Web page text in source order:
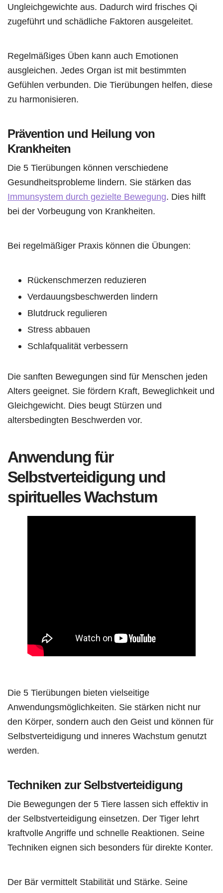
Ungleichgewichte aus. Dadurch wird frisches Qi
zugeführt und schädliche Faktoren ausgeleitet.
Regelmäßiges Üben kann auch Emotionen
ausgleichen. Jedes Organ ist mit bestimmten
Gefühlen verbunden. Die Tierübungen helfen, diese
zu harmonisieren.
Prävention und Heilung von
Krankheiten
Die 5 Tierübungen können verschiedene
Gesundheitsprobleme lindern. Sie stärken das
Immunsystem durch gezielte Bewegung. Dies hilft
bei der Vorbeugung von Krankheiten.
Bei regelmäßiger Praxis können die Übungen:
Rückenschmerzen reduzieren
Verdauungsbeschwerden lindern
Blutdruck regulieren
Stress abbauen
Schlafqualität verbessern
Die sanften Bewegungen sind für Menschen jeden
Alters geeignet. Sie fördern Kraft, Beweglichkeit und
Gleichgewicht. Dies beugt Stürzen und
altersbedingten Beschwerden vor.
Anwendung für
Selbstverteidigung und
spirituelles Wachstum
Die 5 Tierübungen bieten vielseitige
Anwendungsmöglichkeiten. Sie stärken nicht nur
den Körper, sondern auch den Geist und können für
Selbstverteidigung und inneres Wachstum genutzt
werden.
Techniken zur Selbstverteidigung
Die Bewegungen der 5 Tiere lassen sich effektiv in
der Selbstverteidigung einsetzen. Der Tiger lehrt
kraftvolle Angriffe und schnelle Reaktionen. Seine
Techniken eignen sich besonders für direkte Konter.
Der Bär vermittelt Stabilität und Stärke. Seine